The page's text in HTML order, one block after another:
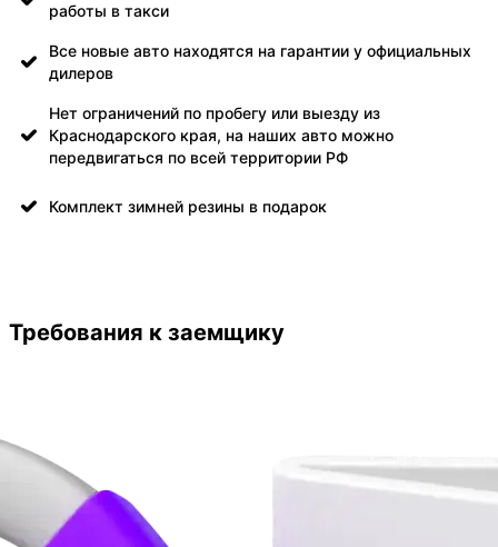
работы в такси
Все новые авто находятся на гарантии у официальных
дилеров
Нет ограничений по пробегу или выезду из
Краснодарского края, на наших авто можно
передвигаться по всей территории РФ
Комплект зимней резины в подарок
Требования к заемщику